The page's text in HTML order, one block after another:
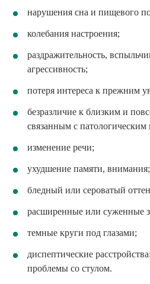
нарушения сна и пищевого
колебания настроения;
раздражительность,
агрессивность;
потеря интереса к прежним
безразличие к близким и
связанным с патологическим
изменение речи;
ухудшение памяти, внимания;
бледный или сероватый
расширенные или суженные
темные круги под глазами;
диспептические
проблемы со стулом.